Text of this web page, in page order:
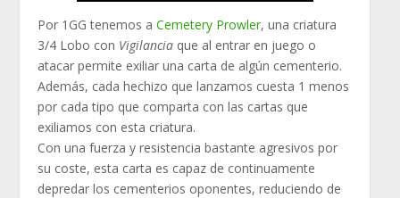
Por 1GG tenemos aCemetery Prowler, una criatura
3/4 Lobo con Vigilancia que al entrar en juego o
atacar permite exiliar una carta de algún cementerio.
Además, cada hechizo que lanzamos cuesta 1 menos
por cada tipo que comparta con las cartas que
exiliamos con esta criatura.
Con una fuerza y resistencia bastante agresivos por
su coste, esta carta es capaz de continuamente
depredar los cementerios oponentes, reduciendo de